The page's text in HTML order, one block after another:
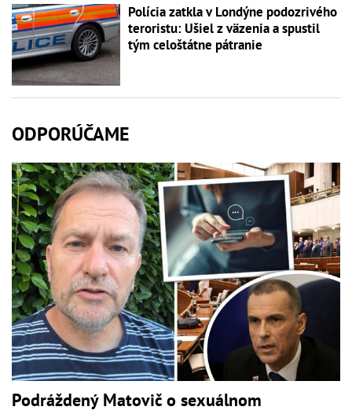
Polícia zatkla v Londýne podozrivého
teroristu: Ušiel z väzenia a spustil
tým celoštátne pátranie
ODPORÚČAME
Podráždený Matovič o sexuálnom